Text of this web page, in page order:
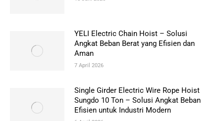
YELI Electric Chain Hoist – Solusi
Angkat Beban Berat yang Efisien dan
Aman
7 April 2026
Single Girder Electric Wire Rope Hoist
Sungdo 10 Ton – Solusi Angkat Beban
Efisien untuk Industri Modern